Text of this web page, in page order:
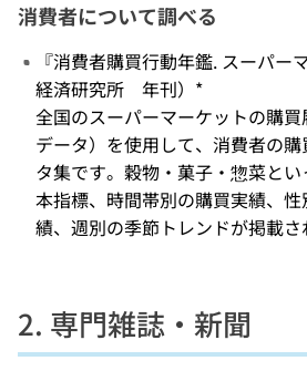
消費者について調べる
『消費者購買行動年鑑. スーパー
経済研究所 年刊）*
全国のスーパーマーケットの購
データ）を使用して、消費者の
タ集です。穀物・菓子・惣菜と
本指標、時間帯別の購買実績、
績、週別の季節トレンドが掲載さ
2. 専門雑誌・新聞